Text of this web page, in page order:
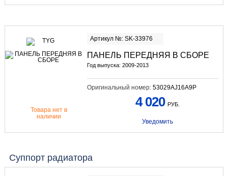
Артикул №: SK-33976
ПАНЕЛЬ ПЕРЕДНЯЯ В СБОРЕ
Год выпуска: 2009-2013
Оригинальный номер: 53029AJ16A9P
Товара нет в
наличии
4 020 РУБ.
Уведомить
Суппорт радиатора